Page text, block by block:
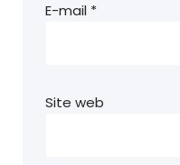
E-mail *
Site web